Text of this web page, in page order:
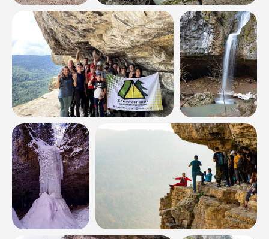
Наши туры
Расписание Все туры
Однодневные
Термальные источники
Рафтинг
Кросс-походы
Походы с палатками
Конные туры
Джип-туры
Корпоративные
Новинки